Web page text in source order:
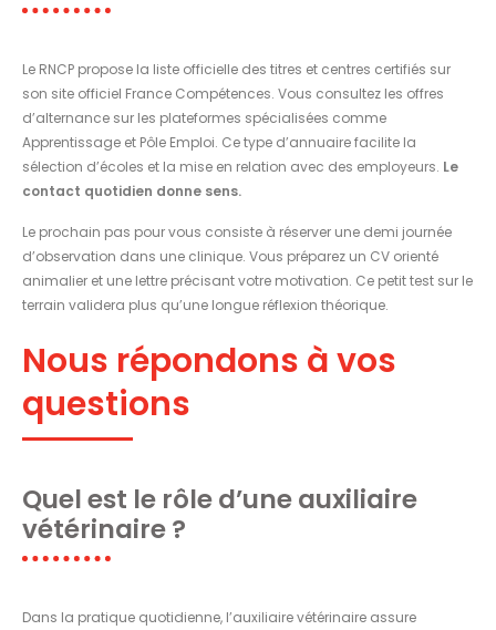
Le RNCP propose la liste officielle des titres et centres certifiés sur
son site officiel France Compétences. Vous consultez les offres
d’alternance sur les plateformes spécialisées comme
Apprentissage et Pôle Emploi. Ce type d’annuaire facilite la
sélection d’écoles et la mise en relation avec des employeurs. Le
contact quotidien donne sens.
Le prochain pas pour vous consiste à réserver une demi journée
d’observation dans une clinique. Vous préparez un CV orienté
animalier et une lettre précisant votre motivation. Ce petit test sur le
terrain validera plus qu’une longue réflexion théorique.
Nous répondons à vos
questions
Quel est le rôle d’une auxiliaire
vétérinaire ?
Dans la pratique quotidienne, l’auxiliaire vétérinaire assure